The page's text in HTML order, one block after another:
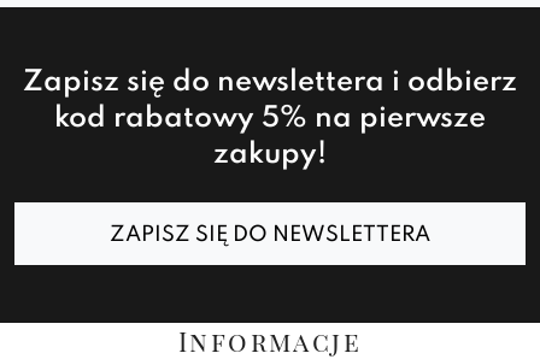
Zapisz się do newslettera i odbierz
kod rabatowy 5% na pierwsze
zakupy!
ZAPISZ SIĘ DO NEWSLETTERA
Informacje